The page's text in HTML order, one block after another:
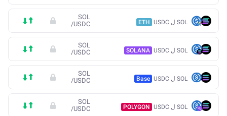
SOL ل USDC ETH
SOL
/USDC
SOL ل USDC SOLANA
SOL
/USDC
SOL ل USDC Base
SOL
/USDC
SOL ل USDC POLYGON
SOL
/USDC